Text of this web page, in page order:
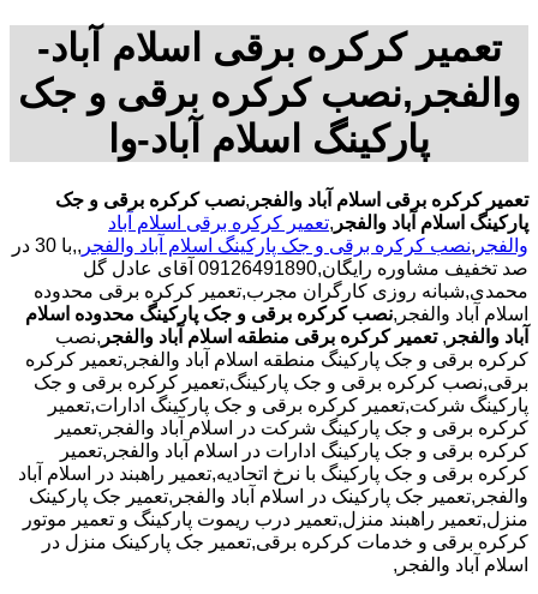
تعمیر کرکره برقی اسلام آباد-
والفجر,نصب کرکره برقی و جک
پارکینگ اسلام آباد-وا
تعمیر کرکره برقی اسلام آباد والفجر ,نصب کرکره برقی و جک
پارکینگ اسلام آباد والفجر ,تعمیر کرکره برقی اسلام آباد
والفجر ,نصب کرکره برقی و جک پارکینگ اسلام آباد والفجر
,,با 30 در
صد تخفیف مشاوره رایگان,09126491890 آقای عادل گل
محمدی,شبانه روزی کارگران مجرب,تعمیر کرکره برقی محدوده
اسلام آباد والفجر,نصب کرکره برقی و جک پارکینگ محدوده اسلام
آباد والفجر , تعمیر کرکره برقی منطقه اسلام آباد والفجر ,نصب
کرکره برقی و جک پارکینگ منطقه اسلام آباد والفجر,تعمیر کرکره
برقی,نصب کرکره برقی و جک پارکینگ,تعمیر کرکره برقی و جک
پارکینگ شرکت,تعمیر کرکره برقی و جک پارکینگ ادارات,تعمیر
کرکره برقی و جک پارکینگ شرکت در اسلام آباد والفجر,تعمیر
کرکره برقی و جک پارکینگ ادارات در اسلام آباد والفجر,تعمیر
کرکره برقی و جک پارکینگ با نرخ اتحادیه,تعمیر راهبند در اسلام آباد
والفجر,تعمیر جک پارکینک در اسلام آباد والفجر,تعمیر جک پارکینک
منزل,تعمیر راهبند منزل,تعمیر درب ریموت پارکینگ و تعمیر موتور
کرکره برقی و خدمات کرکره برقی,تعمیر جک پارکینک منزل در
اسلام آباد والفجر,